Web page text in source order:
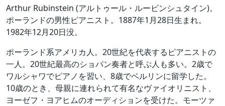
Arthur Rubinstein (アルトゥール・ルービンシュタイン)。
ポーランドの男性ピアニスト。1887年1月28日生まれ。
1982年12月20日没。
ポーランド系アメリカ人。20世紀を代表するピアニストの
一人。20世紀最高のショパン奏者と呼ぶ人も多い。2歳で
ワルシャワでピアノを習い、8歳でベルリンに留学した。
10歳のとき、母親に連れられて有名なヴァイオリニスト、
ヨーゼフ・ヨアヒムのオーディションを受けた。モーツァ